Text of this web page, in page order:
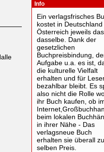
Info
Ein verlagsfrisches
kostet in Deutschland
Österreich jeweils das
dasselbe. Dank der
gesetzlichen
Buchpreisbindung,
Aufgabe u.a. es ist,
die kulturelle Vielfalt
erhalten und für
bezahlbar bleibt. Es
also nicht die Rolle
ihr Buch kaufen, ob
beim lokalen
in ihrer Nähe - Das
verlagsneue Buch
erhalten sie überall
selben Preis.